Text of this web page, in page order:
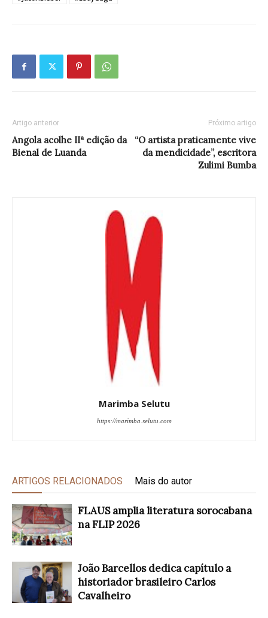
Artigo anterior
Angola acolhe IIª edição da
Bienal de Luanda
Próximo artigo
“O artista praticamente vive
da mendicidade”, escritora
Zulimi Bumba
Marimba Selutu
https://marimba.selutu.com
ARTIGOS RELACIONADOS Mais do autor
FLAUS amplia literatura sorocabana
na FLIP 2026
João Barcellos dedica capítulo a
historiador brasileiro Carlos
Cavalheiro